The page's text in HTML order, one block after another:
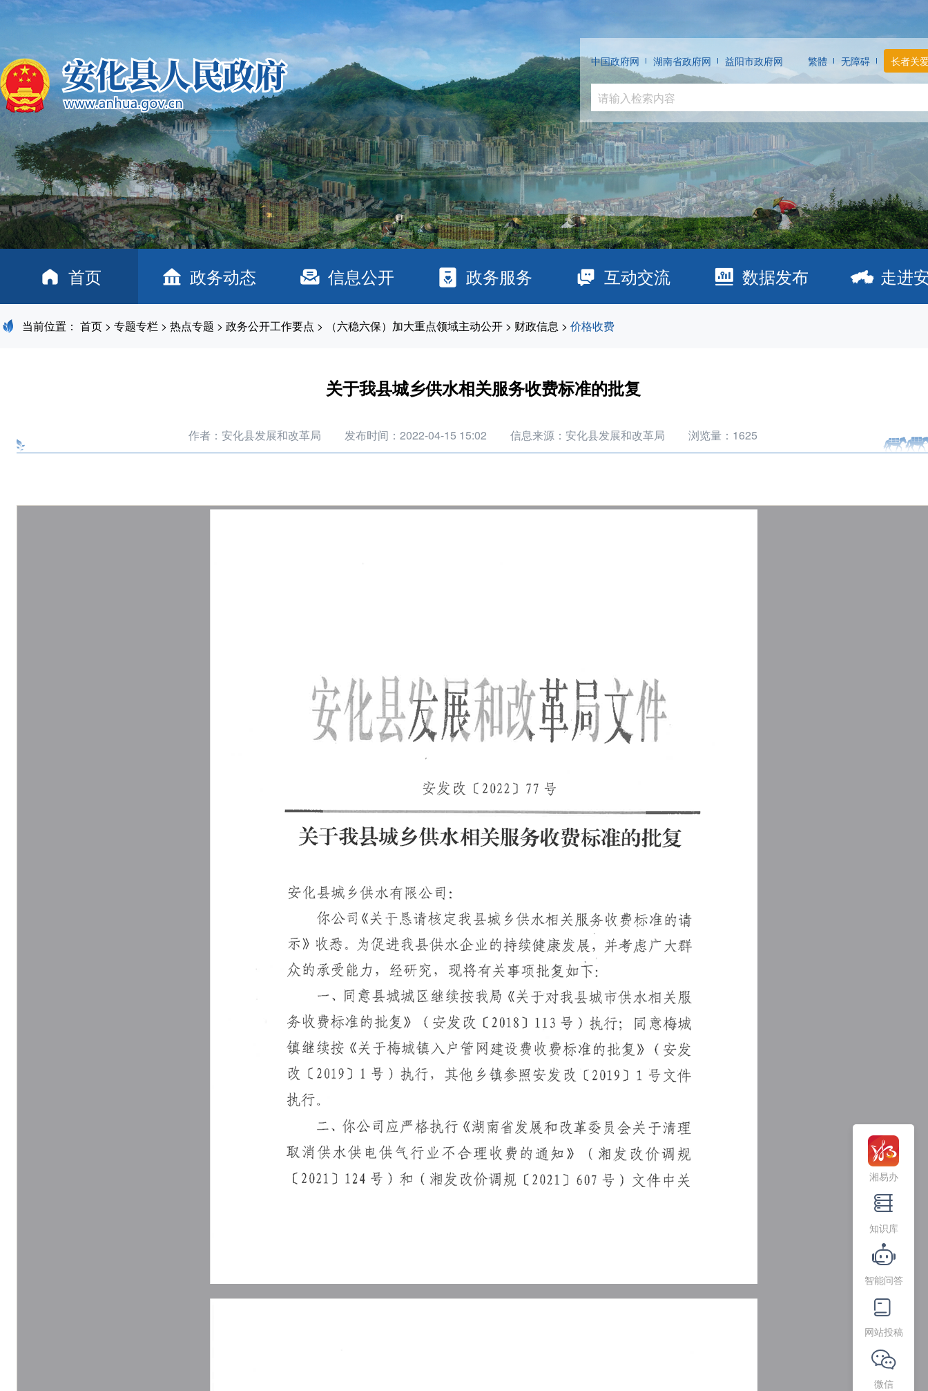
中国政府网 湖南省政府网 益阳市政府网 繁體 无障碍 长者关
首页 政务动态 信息公开 政务服务 互动交流 数据发布 走进
当前位置： 首页 > 专题专栏 > 热点专题 > 政务公开工作要点 > （六稳六保）加大重点领域主动公开 > 财政信息 > 价格收费
关于我县城乡供水相关服务收费标准的批复
作者：安化县发展和改革局 发布时间：2022-04-15 15:02 信息来源：安化县发展和改革局 浏览量： 1625
湘易办
知识库
智能问答
网站投稿
微信